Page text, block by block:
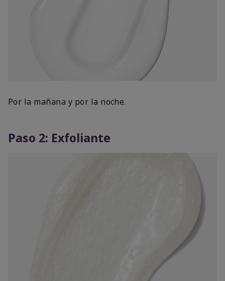
Por la mañana y por la noche.
Paso 2: Exfoliante